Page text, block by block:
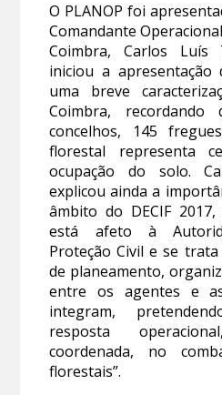
O PLANOP foi
Comandante
Coimbra, Carlos Luís
iniciou a apresentação
uma breve
Coimbra,
concelhos, 145
florestal representa
ocupação do solo.
explicou ainda a
âmbito do DECIF
está afeto à
Proteção Civil e se
de planeamento,
entre os agentes e
integram,
resposta
coordenada, no
florestais”.